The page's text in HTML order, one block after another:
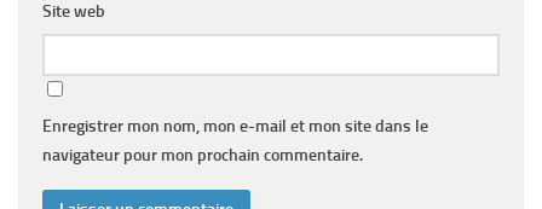
Site web
Enregistrer mon nom, mon e-mail et mon site dans le
navigateur pour mon prochain commentaire.